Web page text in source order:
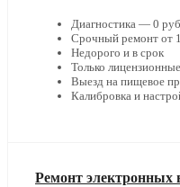
Диагностика — 0
Срочный ремонт от
Недорого и в срок
Только
Выезд на пищевое
Калибровка и
Ремонт электронных